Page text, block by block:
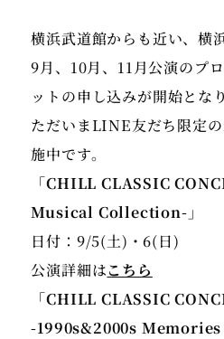
横浜武道館からも近い、横
9月、10月、11月公演のプ
ットの申し込みが開始とな
ただいまLINE友だち限定
「CHILL CLASSIC
日付：9/5(土)・6(日)
公演詳細はこちら
「CHILL CLASSIC
-1990s&2000s